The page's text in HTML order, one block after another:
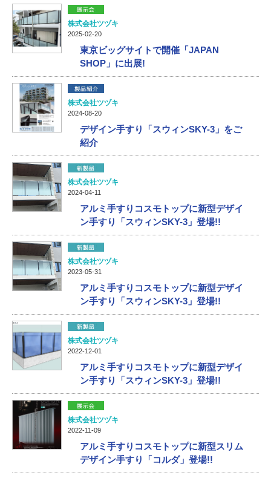
Q＆A
お気に入り 株式会社ツヅキ
2025-02-20
東京ビッグサイトで開催「JAPAN
SHOP」に出展!
株式会社ツヅキ
2024-08-20
デザイン手すり「スウィンSKY-3」をご
紹介
株式会社ツヅキ
2024-04-11
アルミ手すりコスモトップに新型デザイ
ン手すり「スウィンSKY-3」登場!!
株式会社ツヅキ
2023-05-31
アルミ手すりコスモトップに新型デザイ
ン手すり「スウィンSKY-3」登場!!
株式会社ツヅキ
2022-12-01
アルミ手すりコスモトップに新型デザイ
ン手すり「スウィンSKY-3」登場!!
株式会社ツヅキ
2022-11-09
アルミ手すりコスモトップに新型スリム
デザイン手すり「コルダ」登場!!